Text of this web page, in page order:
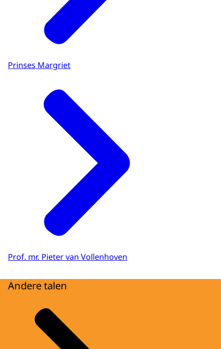
Prinses Margriet
Prof. mr. Pieter van Vollenhoven
Andere talen